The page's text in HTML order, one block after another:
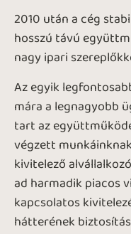
2010 után a cég
hosszú távú
nagy ipari
Az egyik
mára a legnagyobb
tart az
végzett
kivitelező
ad harmadik piacos
kapcsolatos
hátterének